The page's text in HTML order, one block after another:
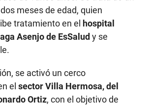
meses de edad, quien
tratamiento en el hospital
Asenjo de EsSaludy se
se activó un cerco
el sector Villa Hermosa, del
Ortiz, con el objetivo de